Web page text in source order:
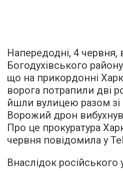
Напередодні, 4 червня,
Богодухівського
що на прикордонні
ворога потрапили дві
йшли вулицею разом зі
Ворожий дрон
Про це прокуратура
червня повідомила у
Внаслідок